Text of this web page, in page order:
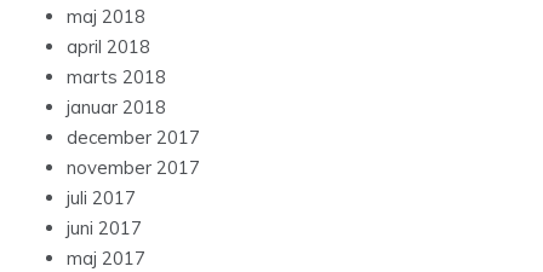
maj 2018
april 2018
marts 2018
januar 2018
december 2017
november 2017
juli 2017
juni 2017
maj 2017